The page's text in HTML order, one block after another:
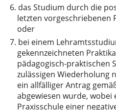
6. das Studium durch die
letzten vorgeschriebenen
oder
7. bei einem
gekennzeichneten
pädagogisch-praktischen
zulässigen Wiederholung
ein allfälliger Antrag
abgewiesen wurde, wobei
Praxisschule einer